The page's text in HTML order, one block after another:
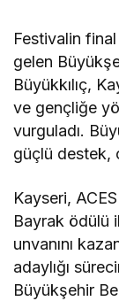
Festivalin
gelen
Büyükkılıç,
ve gençliğe
vurguladı.
güçlü destek,
Kayseri,
Bayrak ödülü
unvanını
adaylığı
Büyükşehir